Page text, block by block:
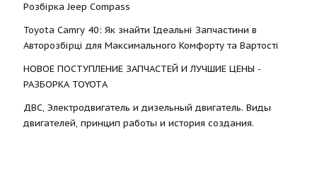
Розбірка Jeep Compass
Toyota Camry 40: Як знайти Ідеальні Запчастини в
Авторозбірці для Максимального Комфорту та Вартості
НОВОЕ ПОСТУПЛЕНИЕ ЗАПЧАСТЕЙ И ЛУЧШИЕ ЦЕНЫ -
РАЗБОРКА TOYOTА
ДВС, Электродвигатель и дизельный двигатель. Виды
двигателей, принцип работы и история создания.